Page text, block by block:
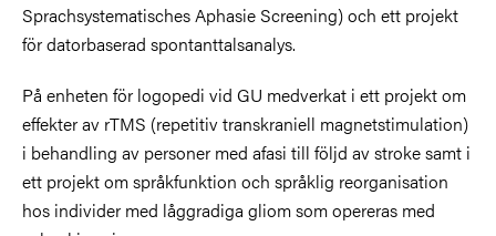
Sprachsystematisches Aphasie Screening) och ett projekt
för datorbaserad spontanttalsanalys.
På enheten för logopedi vid GU medverkat i ett projekt om
effekter av rTMS (repetitiv transkraniell magnetstimulation)
i behandling av personer med afasi till följd av stroke samt i
ett projekt om språkfunktion och språklig reorganisation
hos individer med låggradiga gliom som opereras med